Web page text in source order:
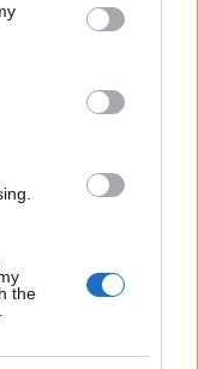
You may click to
party tags to
in below Google
the
ή τον
Ελλάδα εκτός
και πιο
λιγότερη
καλή εμπειρία.
τουρισμό